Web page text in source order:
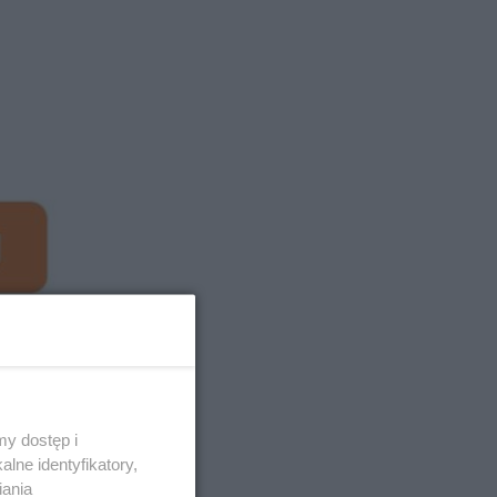
dostęp i
identyfikatory,